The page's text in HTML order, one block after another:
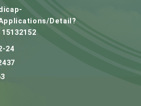
Detail?
24